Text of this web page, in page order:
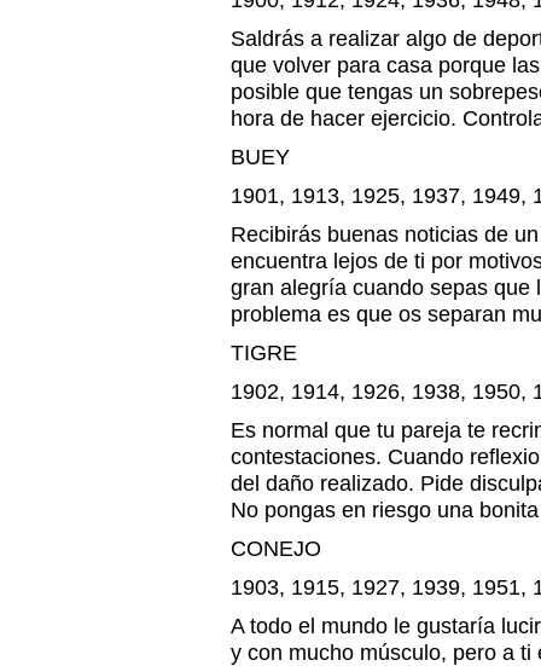
Saldrás a realizar algo de
que volver para casa porque
posible que tengas un
hora de hacer ejercicio.
BUEY
1901, 1913, 1925, 1937, 1949,
Recibirás buenas noticias de
encuentra lejos de ti por
gran alegría cuando sepas que
problema es que os separan
TIGRE
1902, 1914, 1926, 1938, 1950,
Es normal que tu pareja te
contestaciones. Cuando
del daño realizado. Pide
No pongas en riesgo una
CONEJO
1903, 1915, 1927, 1939, 1951,
A todo el mundo le gustaría
y con mucho músculo, pero a